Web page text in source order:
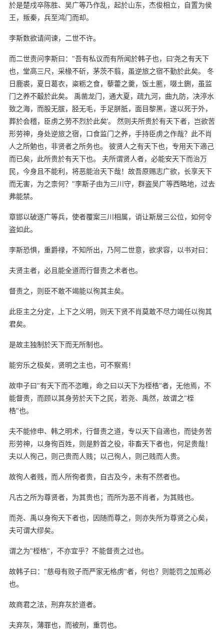
於是楚戍卒陈胜、吴广等乃作乱，起於山东，杰俊相立，自置为侯
王，叛秦，兵至鸿门而却。
李斯数欲请间谏，二世不许。
而二世责问李斯曰："吾有私议而有所闻於韩子也，曰‘尧之有天下
也，堂高三尺，采椽不斫，茅茨不翦，虽逆旅之宿不勤於此矣。 冬
日鹿裘，夏日葛衣，粢粝之食，藜藿之羹，饭土匭，啜土鉶，虽监
门之养不觳於此矣。 禹凿龙门，通大夏，疏九河，曲九防，决渟水
致之海，而股无胈，胫无毛，手足胼胝，面目黎黑，遂以死于外，
葬於会稽，臣虏之劳不烈於此矣’。 然则夫所贵於有天下者，岂欲苦
形劳神，身处逆旅之宿，口食监门之养，手持臣虏之作哉？此不肖
人之所勉也，非贤者之所务也。 彼贤人之有天下也，专用天下適己
而已矣，此所贵於有天下也。 夫所谓贤人者，必能安天下而治万
民，今身且不能利，将恶能治天下哉！故吾原赐志广欲，长享天下
而无害，为之柰何？"李斯子由为三川守，群盗吴广等西略地，过去
弗能禁。
章邯以破逐广等兵，使者覆案三川相属，诮让斯居三公位，如何令
盗如此。
李斯恐惧，重爵禄，不知所出，乃阿二世意，欲求容，以书对曰：
夫贤主者，必且能全道而行督责之术者也。
督责之，则臣不敢不竭能以徇其主矣。
此臣主之分定，上下之义明，则天下贤不肖莫敢不尽力竭任以徇其
君矣。
是故主独制於天下而无所制也。
能穷乐之极矣，贤明之主也，可不察焉！
故申子曰"有天下而不恣睢，命之曰以天下为桎梏"者，无他焉，不
能督责，而顾以其身劳於天下之民，若尧、禹然，故谓之"桎
梏"也。
夫不能修申、韩之明术，行督责之道，专以天下自適也，而徒务苦
形劳神，以身徇百姓，则是黔首之役，非畜天下者也，何足贵哉！
夫以人徇己，则己贵而人贱；以己徇人，则己贱而人贵。
故徇人者贱，而人所徇者贵，自古及今，未有不然者也。
凡古之所为尊贤者，为其贵也；而所为恶不肖者，为其贱也。
而尧、禹以身徇天下者也，因随而尊之，则亦失所为尊贤之心矣，
夫可谓大缪矣。
谓之为"桎梏"，不亦宜乎？不能督责之过也。
故韩子曰："慈母有败子而严家无格虏"者，何也？则能罚之加焉必
也。
故商君之法，刑弃灰於道者。
夫弃灰，薄罪也，而被刑，重罚也。